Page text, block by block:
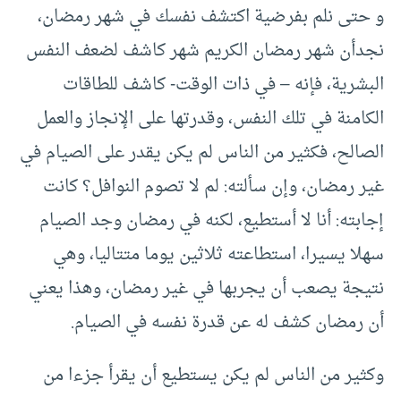
و حتى نلم بفرضية اكتشف نفسك في شهر رمضان،
نجدأن شهر رمضان الكريم شهر كاشف لضعف النفس
البشرية، فإنه – في ذات الوقت- كاشف للطاقات
الكامنة في تلك النفس، وقدرتها على الإنجاز والعمل
الصالح، فكثير من الناس لم يكن يقدر على الصيام في
غير رمضان، وإن سألته: لم لا تصوم النوافل؟ كانت
إجابته: أنا لا أستطيع، لكنه في رمضان وجد الصيام
سهلا يسيرا، استطاعته ثلاثين يوما متتاليا، وهي
نتيجة يصعب أن يجربها في غير رمضان، وهذا يعني
أن رمضان كشف له عن قدرة نفسه في الصيام.
وكثير من الناس لم يكن يستطيع أن يقرأ جزءا من